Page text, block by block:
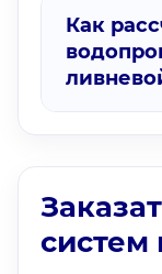
Как
систем